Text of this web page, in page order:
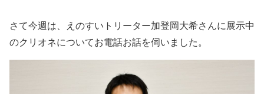
さて今週は、えのすいトリーター加登岡大希さんに展示中
のクリオネについてお電話お話を伺いました。